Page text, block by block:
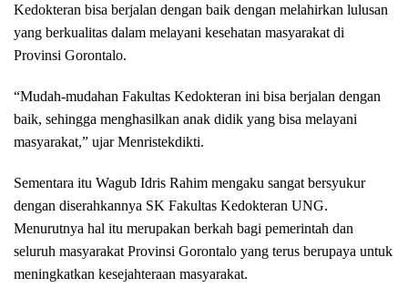
Kedokteran bisa berjalan dengan baik dengan melahirkan lulusan
yang berkualitas dalam melayani kesehatan masyarakat di
Provinsi Gorontalo.
“Mudah-mudahan Fakultas Kedokteran ini bisa berjalan dengan
baik, sehingga menghasilkan anak didik yang bisa melayani
masyarakat,” ujar Menristekdikti.
Sementara itu Wagub Idris Rahim mengaku sangat bersyukur
dengan diserahkannya SK Fakultas Kedokteran UNG.
Menurutnya hal itu merupakan berkah bagi pemerintah dan
seluruh masyarakat Provinsi Gorontalo yang terus berupaya untuk
meningkatkan kesejahteraan masyarakat.